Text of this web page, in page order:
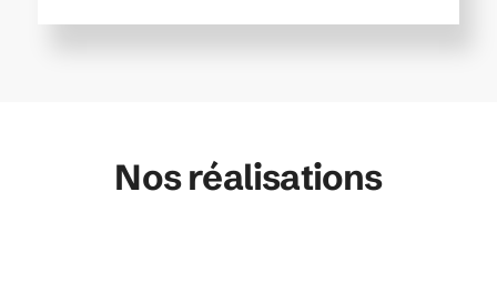
Nos réalisations